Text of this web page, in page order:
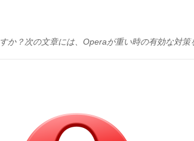
？次の文章には、Operaが重い時の有効な対策